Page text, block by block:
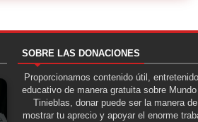
SOBRE LAS DONACIONES
Proporcionamos contenido útil,
educativo de manera gratuita sobre Mundo
Tinieblas, donar puede ser la manera de
mostrar tu aprecio y apoyar el enorme